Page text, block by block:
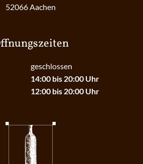
52066 Aachen
geschlossen
14:00 bis 20:00 Uhr
12:00 bis 20:00 Uhr